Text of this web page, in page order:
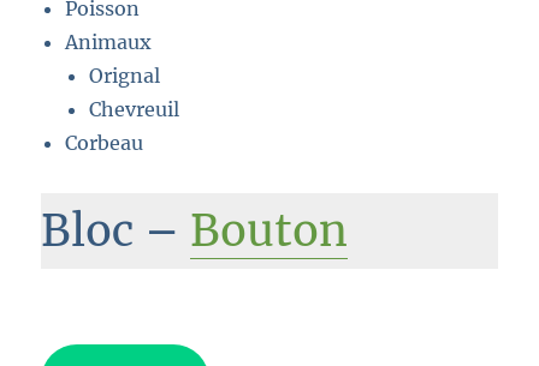
Poisson
Animaux
Orignal
Chevreuil
Corbeau
Bloc – Bouton